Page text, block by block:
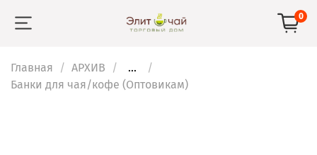
0
Главная АРХИВ
...
Банки для чая/кофе (Оптовикам)